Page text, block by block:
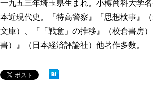
一九五三年埼玉県生まれ。小樽商科大学
本近現代史。『特高警察』『思想検事』
文庫）、『「戦意」の推移』（校倉書房
書）』（日本経済評論社）他著作多数。